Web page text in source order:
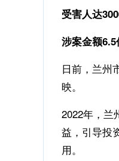
受害人达
涉案金额
日前，兰州
映。
2022年，兰
益，引导投
用。